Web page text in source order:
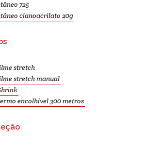
725
cianoacrilato 20g
stretch
stretch manual
encolhível 300 metros